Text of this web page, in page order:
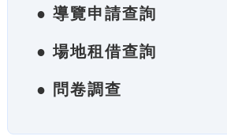
● 導覽申請查詢
● 場地租借查詢
● 問卷調查